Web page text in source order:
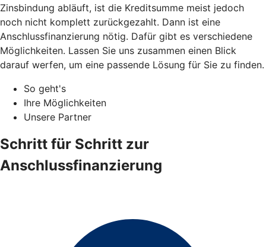
Zinsbindung abläuft, ist die Kreditsumme meist jedoch
noch nicht komplett zurückgezahlt. Dann ist eine
Anschlussfinanzierung nötig. Dafür gibt es verschiedene
Möglichkeiten. Lassen Sie uns zusammen einen Blick
darauf werfen, um eine passende Lösung für Sie zu finden.
So geht's
Ihre Möglichkeiten
Unsere Partner
Schritt für Schritt zur
Anschlussfinanzierung